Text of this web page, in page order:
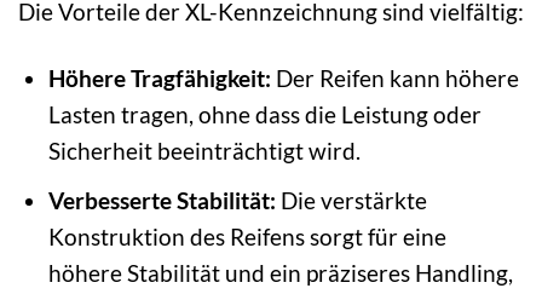
Die Vorteile der XL-Kennzeichnung sind vielfältig:
Höhere Tragfähigkeit: Der Reifen kann höhere
Lasten tragen, ohne dass die Leistung oder
Sicherheit beeinträchtigt wird.
Verbesserte Stabilität: Die verstärkte
Konstruktion des Reifens sorgt für eine
höhere Stabilität und ein präziseres Handling,